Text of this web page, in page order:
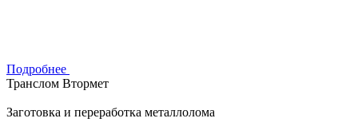
Подробнее
Транслом Втормет
Заготовка и переработка металлолома